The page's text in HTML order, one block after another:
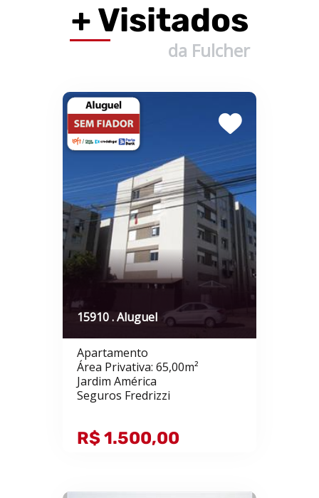
+ Visitados
da Fulcher
15910 . Aluguel
Apartamento
Área Privativa: 65,00m²
Jardim América
Seguros Fredrizzi
R$ 1.500,00